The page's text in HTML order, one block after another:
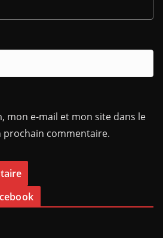
mon e-mail et mon site dans le
commentaire.